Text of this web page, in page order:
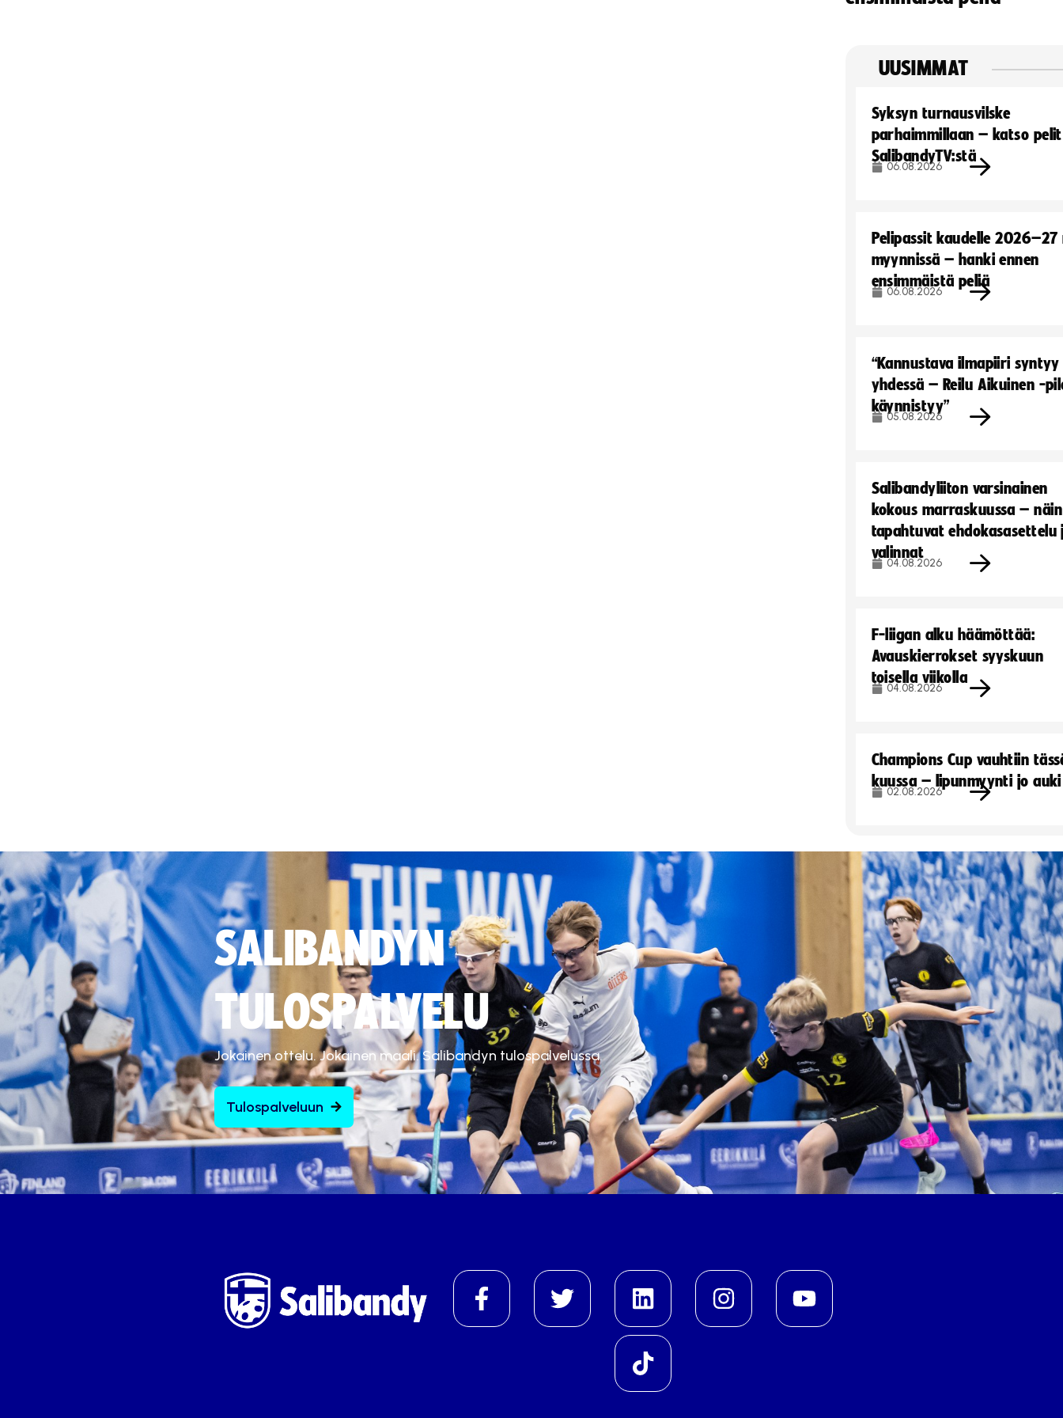
UUSIMMAT
Syksyn turnausvilske
parhaimmillaan – katso pelit
SalibandyTV:stä
06.08.2026
Pelipassit kaudelle
myynnissä – hanki ennen
ensimmäistä peliä
06.08.2026
“Kannustava ilmapiiri syntyy
yhdessä – Reilu Aikuinen -
käynnistyy”
05.08.2026
Salibandyliiton varsinainen
kokous marraskuussa – näin
tapahtuvat ehdokasasettelu
valinnat
04.08.2026
F-liigan alku häämöttää:
Avauskierrokset syyskuun
toisella viikolla
04.08.2026
Champions Cup vauhtiin
kuussa – lipunmyynti jo auki
02.08.2026
SALIBANDYN
TULOSPALVELU
Jokainen ottelu. Jokainen maali. Salibandyn tulospalvelussa.
Tulospalveluun